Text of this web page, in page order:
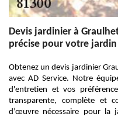
Devis jardinier à
précise pour votre jardin
Obtenez un devis jardinier
avec AD Service. Notre
d'entretien et vos
transparente, complète et
d’œuvre nécessaire pour la